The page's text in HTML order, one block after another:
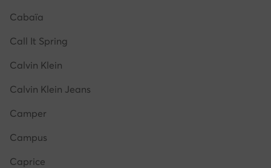
Cabaïa
Call It Spring
Calvin Klein
Calvin Klein Jeans
Camper
Campus
Caprice